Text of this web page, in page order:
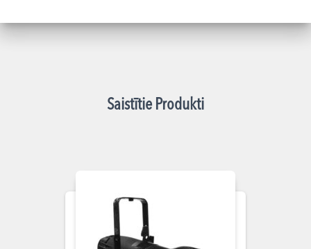
Saistītie Produkti